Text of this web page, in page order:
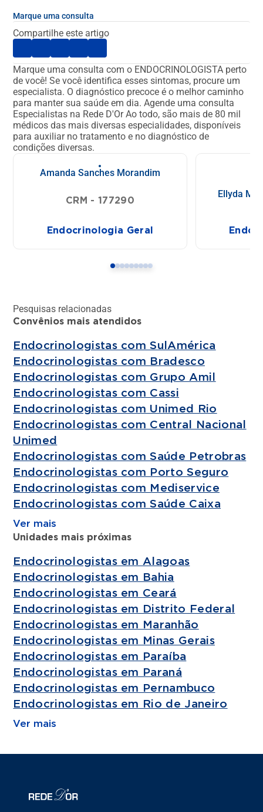
Marque uma consulta
Compartilhe este artigo
Marque uma consulta com o ENDOCRINOLOGISTA perto
de você!Se você identifica esses sintomas, procure um
especialista. O diagnóstico precoce é o melhor caminho
para manter sua saúde em dia.Agende uma consulta
Especialistas na Rede D'OrAo todo, são mais de 80 mil
médicos das mais diversas especialidades, disponíveis
para auxiliar no tratamento e no diagnóstico de
condições diversas.
Amanda Sanches Morandim
CRM - 177290
Endocrinologia Geral
Ellyda
Pesquisas relacionadas
Convênios mais atendidos
Endocrinologistas com SulAmérica
Endocrinologistas com Bradesco
Endocrinologistas com Grupo Amil
Endocrinologistas com Cassi
Endocrinologistas com Unimed Rio
Endocrinologistas com Central Nacional
Unimed
Endocrinologistas com Saúde Petrobras
Endocrinologistas com Porto Seguro
Endocrinologistas com Mediservice
Endocrinologistas com Saúde Caixa
Ver mais
Unidades mais próximas
Endocrinologistas em Alagoas
Endocrinologistas em Bahia
Endocrinologistas em Ceará
Endocrinologistas em Distrito Federal
Endocrinologistas em Maranhão
Endocrinologistas em Minas Gerais
Endocrinologistas em Paraíba
Endocrinologistas em Paraná
Endocrinologistas em Pernambuco
Endocrinologistas em Rio de Janeiro
Ver mais